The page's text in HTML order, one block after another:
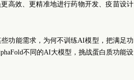
高效、更精准地进行药物开发、疫苗设计
功能需求，为何不训练AI模型，把满足功
不同的AI大模型，挑战蛋白质功能设